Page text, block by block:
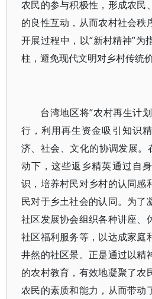
农民的参与积极性，形成农民
的良性互动，从而农村社会秩
开展过程中，以“新村精神”为
柱，避免现代文明对乡村传统
台湾地区将“农村再生计
行，利用再生资金吸引知识
济、社会、文化的协调发展。
动下，这些返乡精英通过自
识，培养村民对乡村的认同感
民对于乡土社会的认同。为了
社区发展协会组织各种讲座、
社区福利服务等，以达成家庭
井然的社区景。正是通过以精
的农村教育，有效地凝聚了农
农民的素质和能力，从而带动